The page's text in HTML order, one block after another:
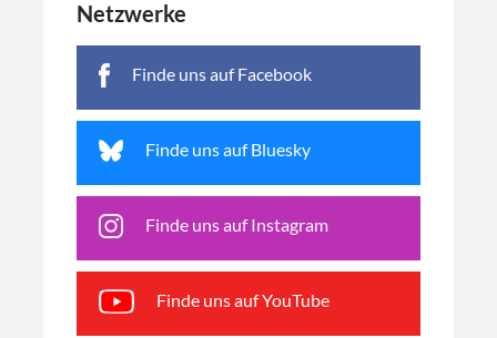
Netzwerke
Finde uns auf Facebook
Finde uns auf Bluesky
Finde uns auf Instagram
Finde uns auf YouTube